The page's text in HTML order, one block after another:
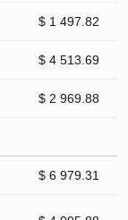
$ 1 497.82
$ 4 513.69
$ 2 969.88
$ 6 979.31